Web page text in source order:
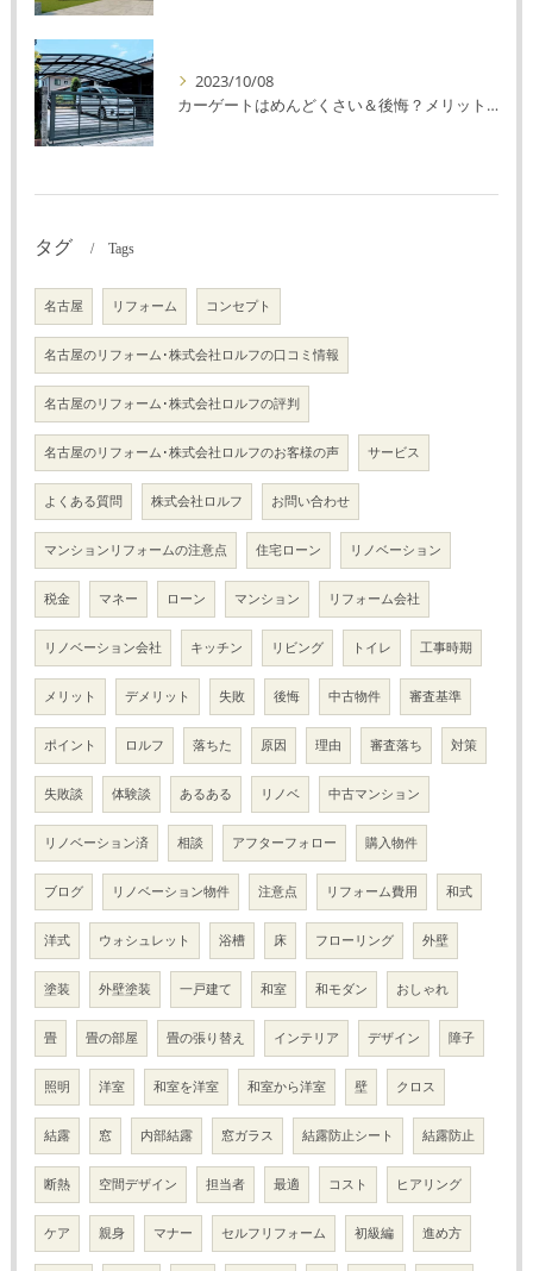
2023/10/08
カーゲートはめんどくさい＆後悔？メリット・デメリットを解説！
タグ Tags
名古屋 リフォーム コンセプト
名古屋のリフォーム･株式会社ロルフの口コミ情報
名古屋のリフォーム･株式会社ロルフの評判
名古屋のリフォーム･株式会社ロルフのお客様の声 サービス
よくある質問 株式会社ロルフ お問い合わせ
マンションリフォームの注意点 住宅ローン リノベーション
税金 マネー ローン マンション リフォーム会社
リノベーション会社 キッチン リビング トイレ 工事時期
メリット デメリット 失敗 後悔 中古物件 審査基準
ポイント ロルフ 落ちた 原因 理由 審査落ち 対策
失敗談 体験談 あるある リノベ 中古マンション
リノベーション済 相談 アフターフォロー 購入物件
ブログ リノベーション物件 注意点 リフォーム費用 和式
洋式 ウォシュレット 浴槽 床 フローリング 外壁
塗装 外壁塗装 一戸建て 和室 和モダン おしゃれ
畳 畳の部屋 畳の張り替え インテリア デザイン 障子
照明 洋室 和室を洋室 和室から洋室 壁 クロス
結露 窓 内部結露 窓ガラス 結露防止シート 結露防止
断熱 空間デザイン 担当者 最適 コスト ヒアリング
ケア 親身 マナー セルフリフォーム 初級編 進め方